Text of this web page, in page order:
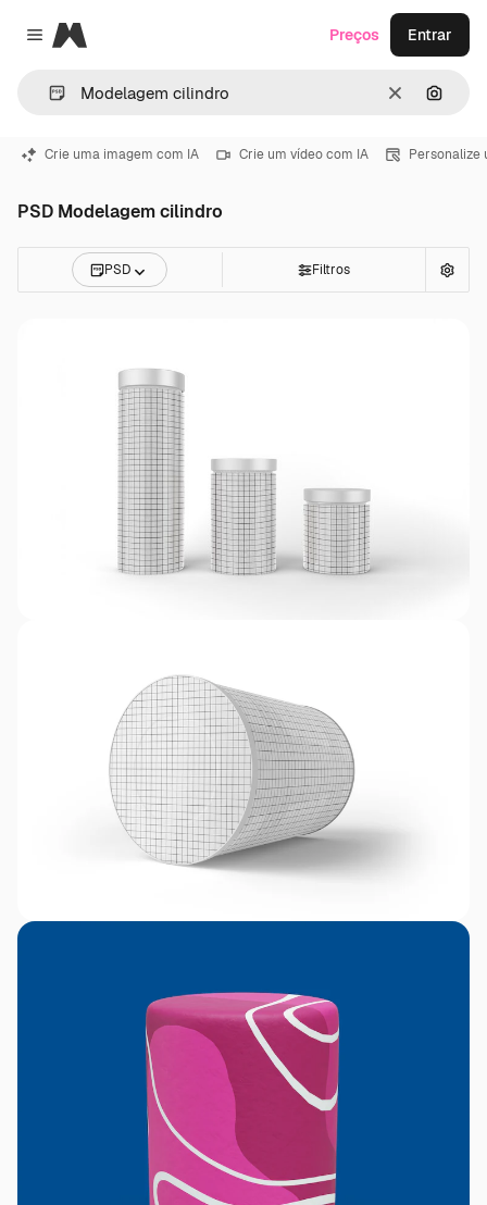
Close menu
Magnific
Limpar
Preços Entrar
Crie uma imagem com IA Crie um vídeo com IA Personalize
PSD Modelagem cilindro
PSD Filtros